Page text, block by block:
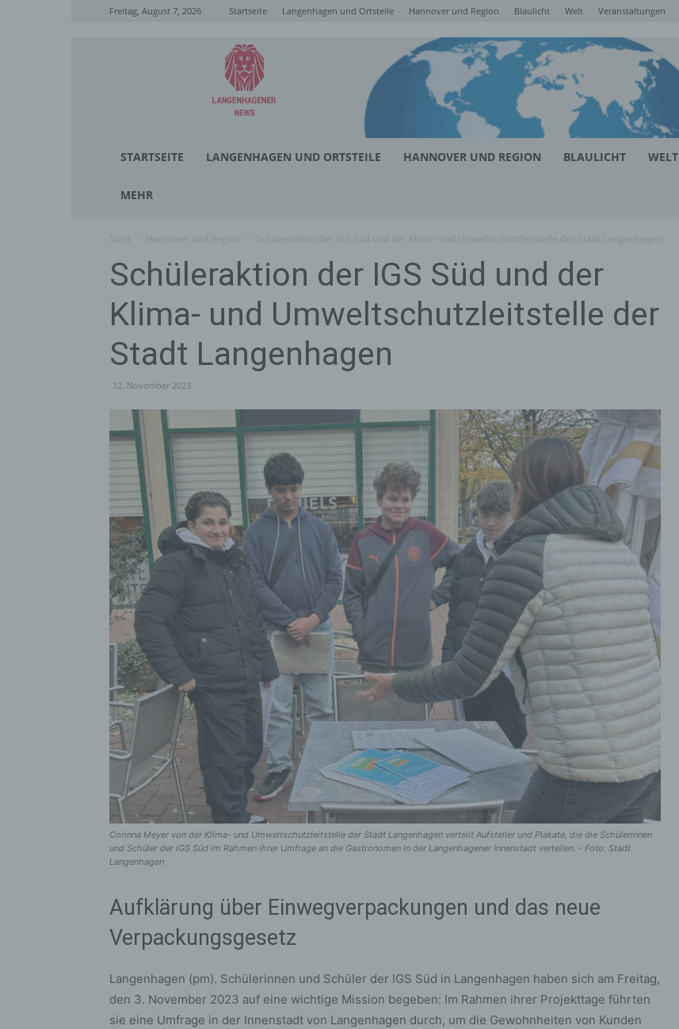
Freitag, August 7, 2026 Startseite Langenhagen und Ortsteile Hannover und Region Blaulicht Welt Veranstaltungen
Langenhagener
News
STARTSEITE LANGENHAGEN UND ORTSTEILE HANNOVER UND REGION BLAULICHT WELT
MEHR
Schüleraktion der IGS Süd und der
Klima- und Umweltschutzleitstelle der
Stadt Langenhagen
12. November 2023
Corinna Meyer von der Klima- und Umweltschutzleitstelle der Stadt Langenhagen verteilt Aufsteller und Plakate, die die Schülerinnen
und Schüler der IGS Süd im Rahmen ihrer Umfrage an die Gastronomen in der Langenhagener Innenstadt verteilen. - Foto: Stadt
Langenhagen
Aufklärung über Einwegverpackungen und das neue
Verpackungsgesetz
Langenhagen (pm). Schülerinnen und Schüler der IGS Süd in Langenhagen haben sich am Freitag,
den 3. November 2023 auf eine wichtige Mission begeben: Im Rahmen ihrer Projekttage führten
sie eine Umfrage in der Innenstadt von Langenhagen durch, um die Gewohnheiten von Kunden